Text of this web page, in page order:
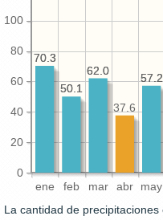
ene feb mar abr may
0
20
40
60
80
100
57.2
62.0
50.1
70.3
57.2
37.6
62.0
50.1
70.3
La cantidad de